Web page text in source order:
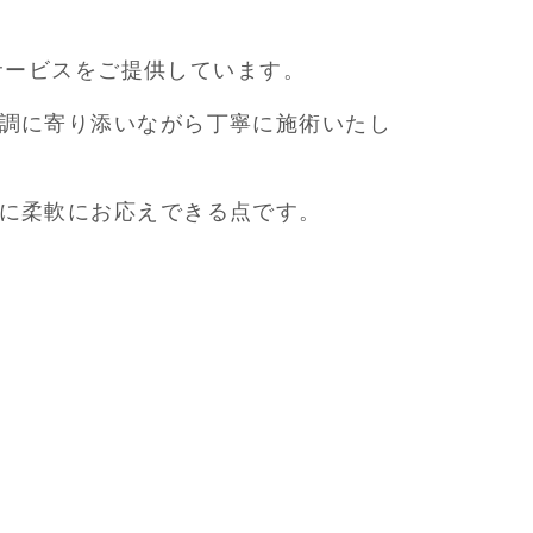
ビスをご提供しています。
に寄り添いながら丁寧に施術いたし
柔軟にお応えできる点です。